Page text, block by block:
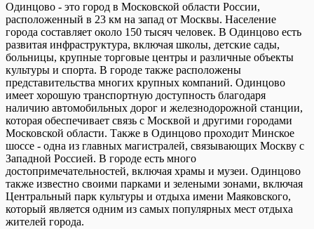
Одинцово - это город в Московской области России,
расположенный в 23 км на запад от Москвы. Население
города составляет около 150 тысяч человек. В Одинцово есть
развитая инфраструктура, включая школы, детские сады,
больницы, крупные торговые центры и различные объекты
культуры и спорта. В городе также расположены
представительства многих крупных компаний. Одинцово
имеет хорошую транспортную доступность благодаря
наличию автомобильных дорог и железнодорожной станции,
которая обеспечивает связь с Москвой и другими городами
Московской области. Также в Одинцово проходит Минское
шоссе - одна из главных магистралей, связывающих Москву с
Западной Россией. В городе есть много
достопримечательностей, включая храмы и музеи. Одинцово
также известно своими парками и зелеными зонами, включая
Центральный парк культуры и отдыха имени Маяковского,
который является одним из самых популярных мест отдыха
жителей города.